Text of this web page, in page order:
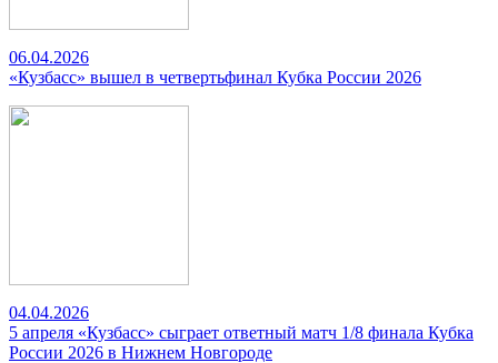
06.04.2026
«Кузбасс» вышел в четвертьфинал Кубка России 2026
04.04.2026
5 апреля «Кузбасс» сыграет ответный матч 1/8 финала Кубка
России 2026 в Нижнем Новгороде